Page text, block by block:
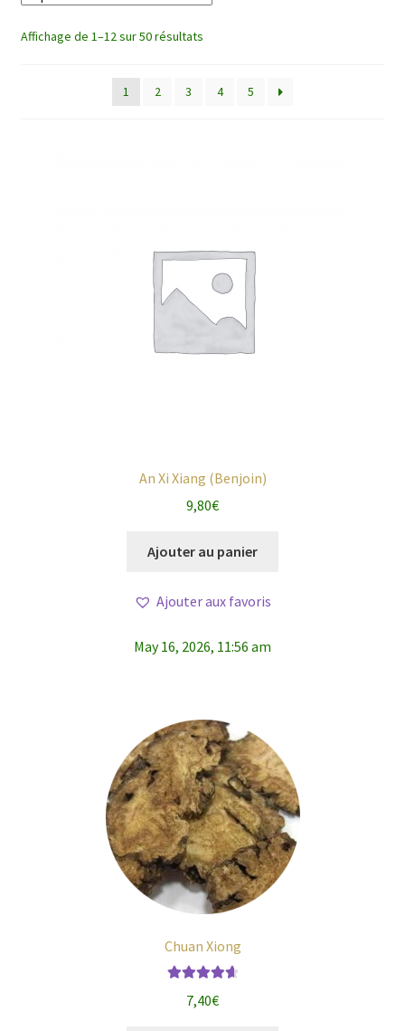
Affichage de 1–12 sur 50 résultats
1 2 3 4 5
An Xi Xiang (Benjoin)
9,80€
Ajouter au panier
Ajouter aux favoris
May 16, 2026, 11:56 am
Chuan Xiong
sur 5
7,40€